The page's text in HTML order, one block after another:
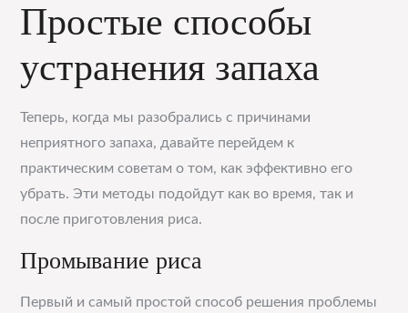
Простые способы
устранения запаха
Теперь, когда мы разобрались с причинами
неприятного запаха, давайте перейдем к
практическим советам о том, как эффективно его
убрать. Эти методы подойдут как во время, так и
после приготовления риса.
Промывание риса
Первый и самый простой способ решения проблемы